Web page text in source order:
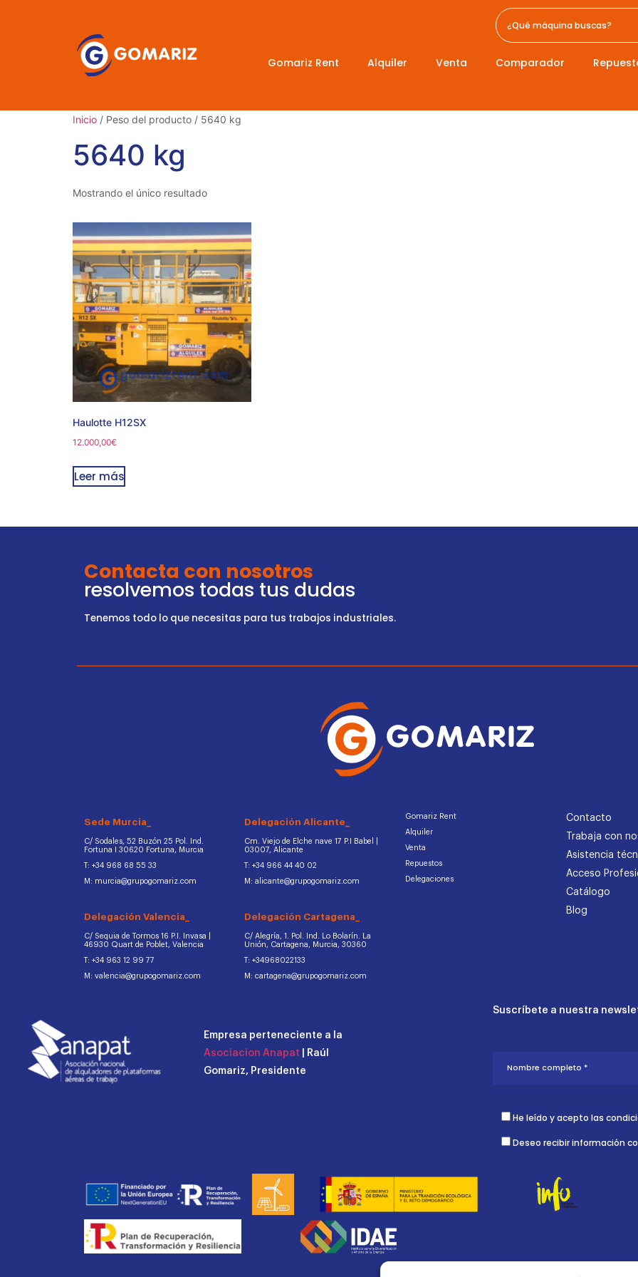
Gomariz Rent Alquiler Venta Comparador
Inicio / Peso del producto / 5640 kg
5640 kg
Mostrando el único resultado
Haulotte H12SX
12.000,00€
Leer más
Contacta con nosotros
resolvemos todas tus dudas
Tenemos todo lo que necesitas para tus trabajos industriales.
Sede Murcia_
C/ Sodales, 52 Buzón 25 Pol. Ind.
Fortuna I 30620 Fortuna, Murcia
T: +34 968 68 55 33
M: murcia@grupogomariz.com
Delegación Valencia_
C/ Sequia de Tormos 16 P.I. Invasa |
46930 Quart de Poblet, Valencia
T: +34 963 12 99 77
M: valencia@grupogomariz.com
Delegación Alicante_
Cm. Viejo de Elche nave 17 P.I Babel |
03007, Alicante
T: +34 966 44 40 02
M: alicante@grupogomariz.com
Delegación Cartagena_
C/ Alegría, 1. Pol. Ind. Lo Bolarín. La
Unión, Cartagena, Murcia, 30360
T: +34968022133
M: cartagena@grupogomariz.com
Gomariz Rent
Alquiler
Venta
Repuestos
Delegaciones
Contacto
Trabaja con
Asistencia
Acceso
Catálogo
Blog
Empresa perteneciente a la
Asociacion Anapat | Raúl
Gomariz, Presidente
Suscríbete a nuestra
He leído y acepto las
Deseo recibir información